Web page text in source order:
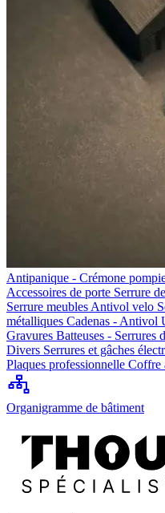
Antipanique - Crémone
Accessoires de porte Serrure
Serrure meubles Antivol velo
métalliques Cadenas - Antivol
Gravures Batteuses - Serrures
Divers Serrures et gâches
Plaques professionnelle Coffre
Organigramme de bâtiment